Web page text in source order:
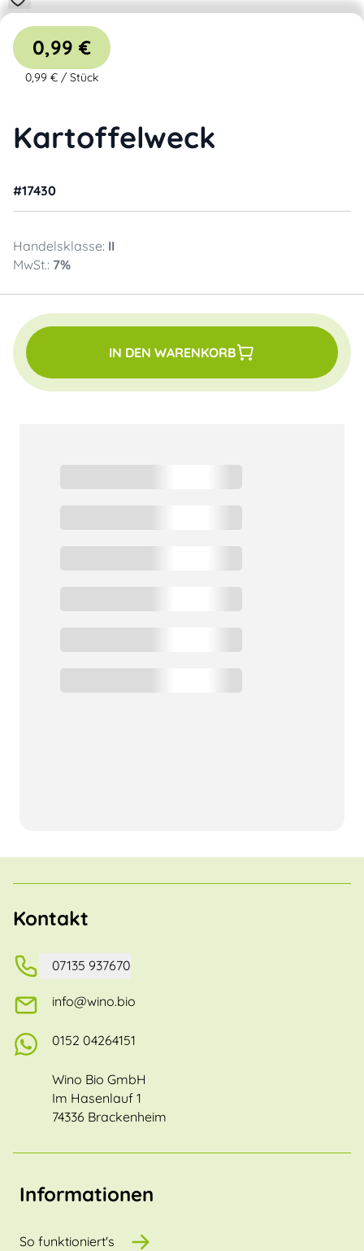
Kartoffelweck
#17430
Handelsklasse: II
MwSt.: 7%
0,99 €
0,99 € / Stück
IN DEN WARENKORB
Kontakt
07135 937670
info@wino.bio
0152 04264151
Wino Bio GmbH
Im Hasenlauf 1
74336 Brackenheim
Informationen
So funktioniert's